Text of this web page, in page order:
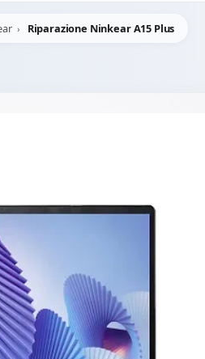
Riparazione Ninkear A15 Plus